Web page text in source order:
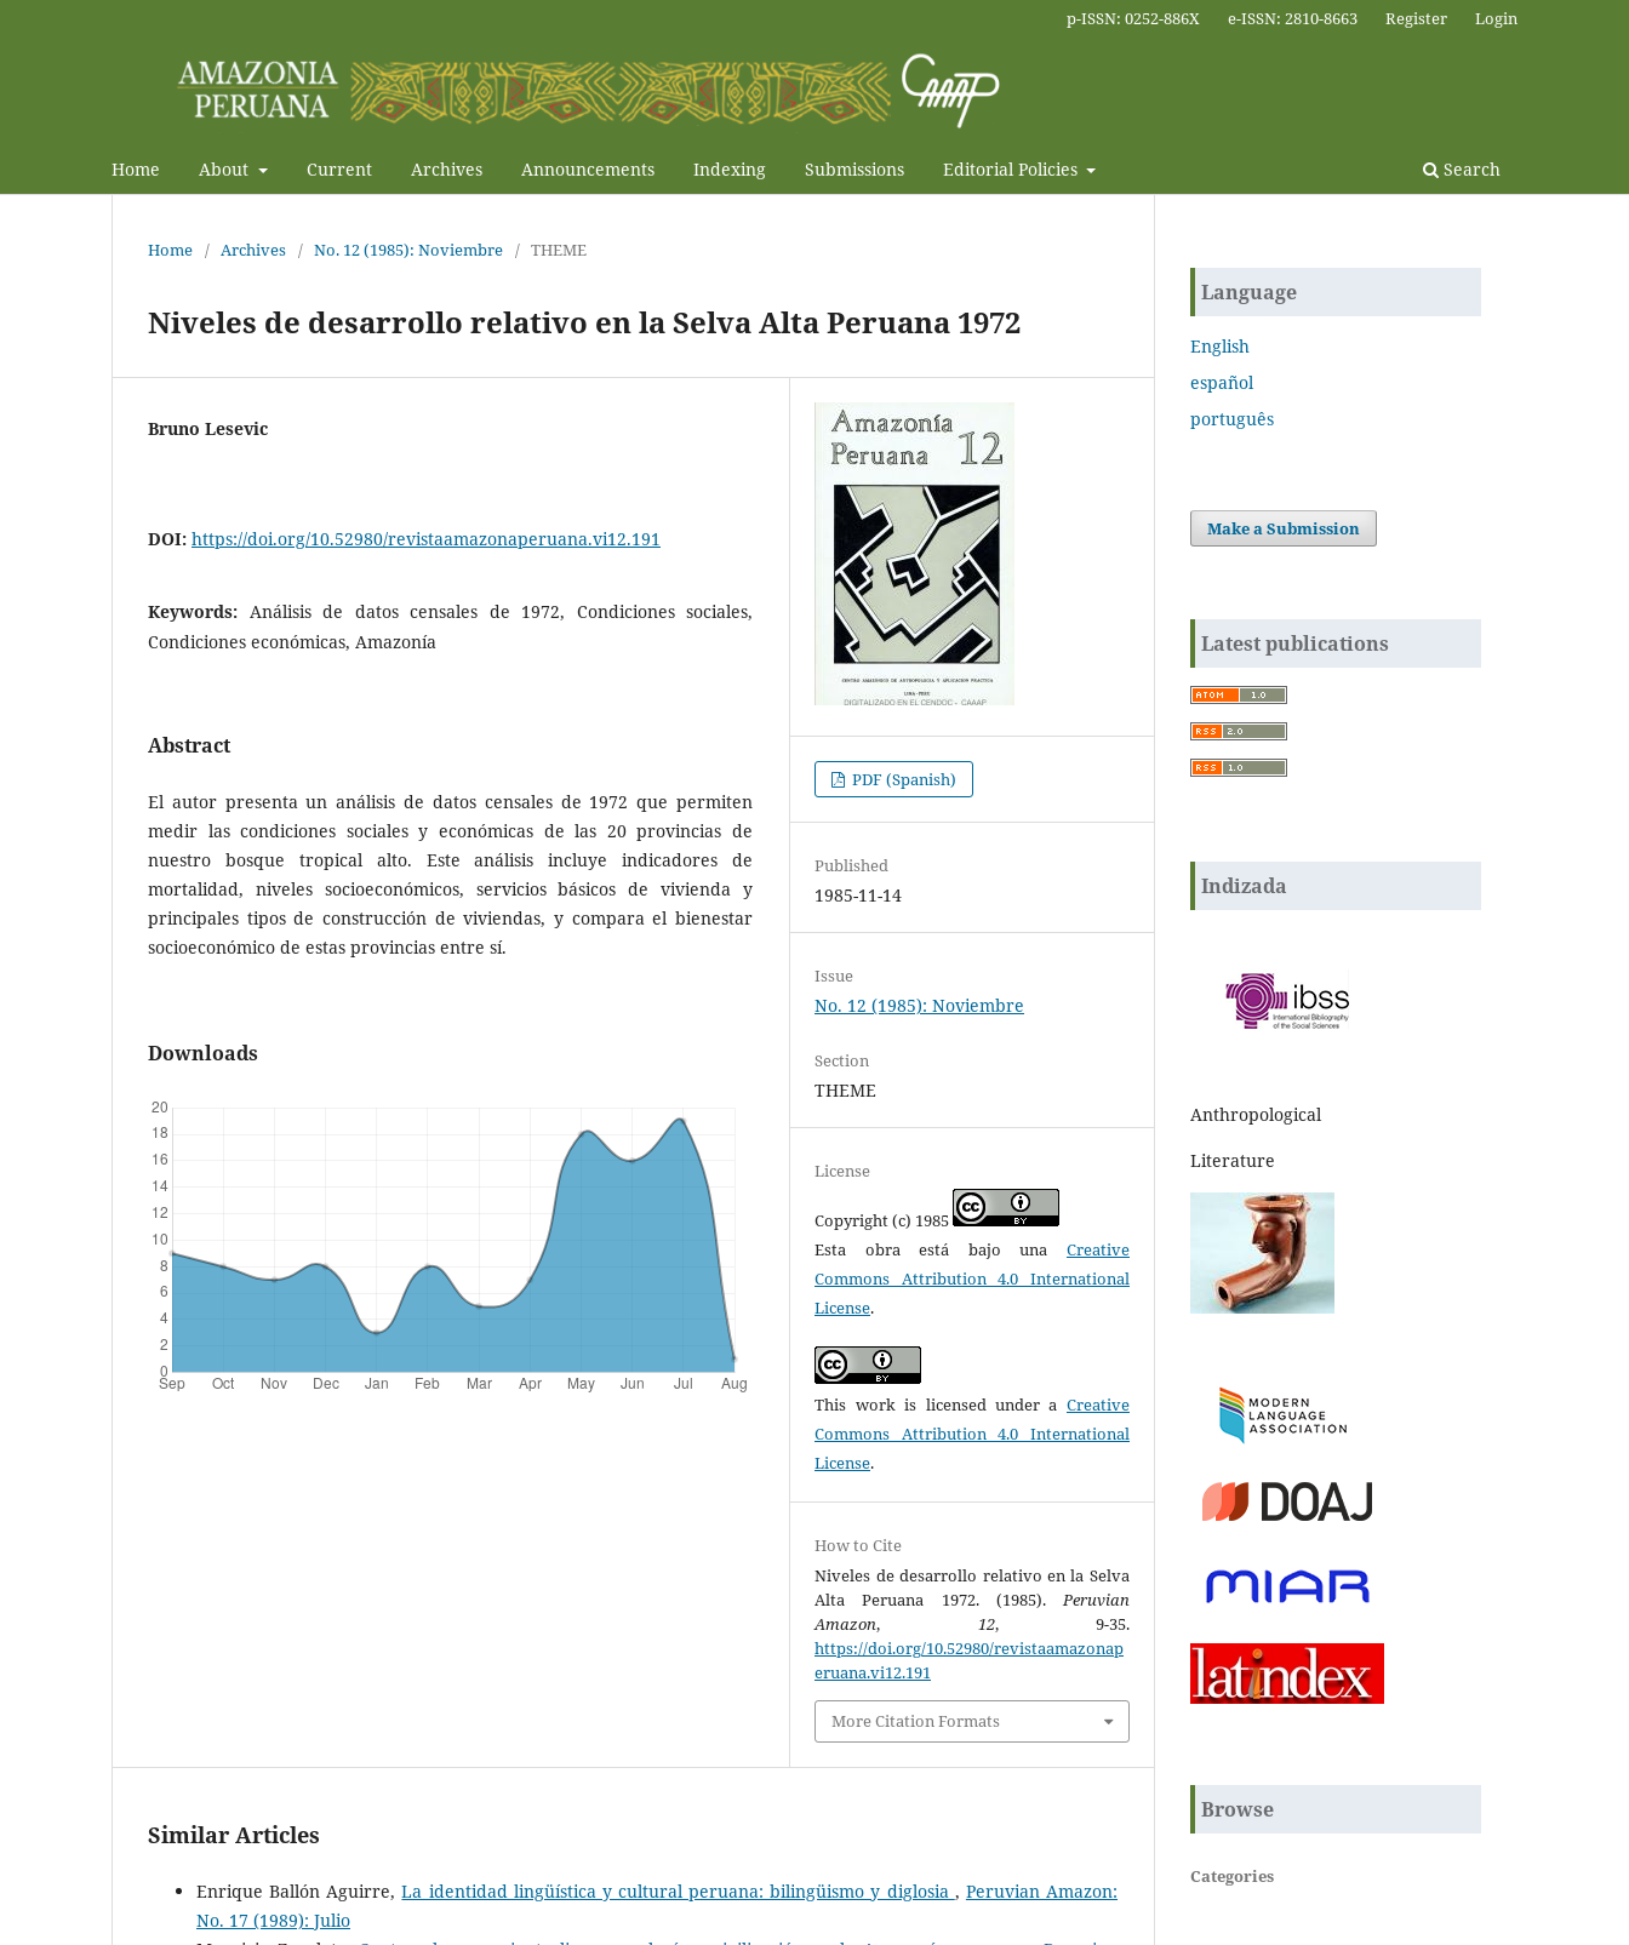
Home About Current Archives Announcements Indexing Submissions Editorial Policies Search
p-ISSN: 0252-886X e-ISSN: 2810-8663 Register Login
Home / Archives / No. 12 (1985): Noviembre / THEME
Niveles de desarrollo relativo en la Selva Alta Peruana 1972
Bruno Lesevic
DOI: https://doi.org/10.52980/revistaamazonaperuana.vi12.191
Keywords: Análisis de datos censales de 1972, Condiciones sociales,
Condiciones económicas, Amazonía
Abstract
El autor presenta un análisis de datos censales de 1972 que permiten
medir las condiciones sociales y económicas de las 20 provincias de
nuestro bosque tropical alto. Este análisis incluye indicadores de
mortalidad, niveles socioeconómicos, servicios básicos de vivienda y
principales tipos de construcción de viviendas, y compara el bienestar
socioeconómico de estas provincias entre sí.
Downloads
PDF (Spanish)
Published
1985-11-14
Issue
No. 12 (1985): Noviembre
Section
THEME
License
Copyright (c) 1985
Esta obra está bajo una Creative
Commons Attribution 4.0 International
License.
This work is licensed under a Creative
Commons Attribution 4.0 International
License.
How to Cite
Niveles de desarrollo relativo en la Selva
Alta Peruana 1972. (1985).Peruvian
Amazon, 12, 9-35.
https://doi.org/10.52980/revistaamazonap
eruana.vi12.191
More Citation Formats
Similar Articles
Enrique Ballón Aguirre,La identidad lingüística y cultural peruana: bilingüismo y diglosia , Peruvian Amazon:
No. 17 (1989): Julio
Language
English
español
português
Make a Submission
Latest publications
Indizada
Anthropological
Literature
Browse
Categories